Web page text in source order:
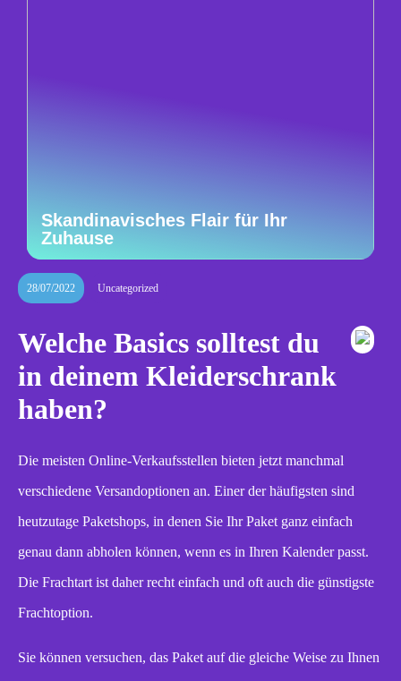
Skandinavisches Flair für Ihr
Zuhause
28/07/2022 Uncategorized
Welche Basics solltest du
in deinem Kleiderschrank
haben?
Die meisten Online-Verkaufsstellen bieten jetzt manchmal
verschiedene Versandoptionen an. Einer der häufigsten sind
heutzutage Paketshops, in denen Sie Ihr Paket ganz einfach
genau dann abholen können, wenn es in Ihren Kalender passt.
Die Frachtart ist daher recht einfach und oft auch die günstigste
Frachtoption.
Sie können versuchen, das Paket auf die gleiche Weise zu Ihnen